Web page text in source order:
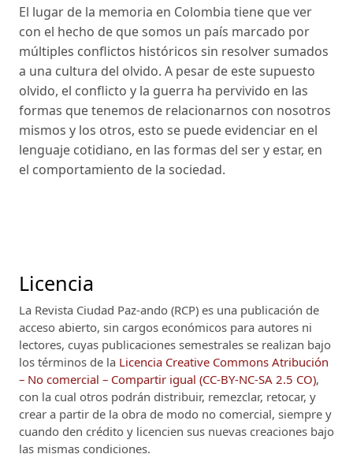
El lugar de la memoria en Colombia tiene que ver
con el hecho de que somos un país marcado por
múltiples conflictos históricos sin resolver sumados
a una cultura del olvido. A pesar de este supuesto
olvido, el conflicto y la guerra ha pervivido en las
formas que tenemos de relacionarnos con nosotros
mismos y los otros, esto se puede evidenciar en el
lenguaje cotidiano, en las formas del ser y estar, en
el comportamiento de la sociedad.
Licencia
La Revista Ciudad Paz-ando (RCP) es una publicación de
acceso abierto, sin cargos económicos para autores ni
lectores, cuyas publicaciones semestrales se realizan bajo
los términos de la Licencia Creative Commons Atribución
– No comercial – Compartir igual (CC-BY-NC-SA 2.5 CO),
con la cual otros podrán distribuir, remezclar, retocar, y
crear a partir de la obra de modo no comercial, siempre y
cuando den crédito y licencien sus nuevas creaciones bajo
las mismas condiciones.